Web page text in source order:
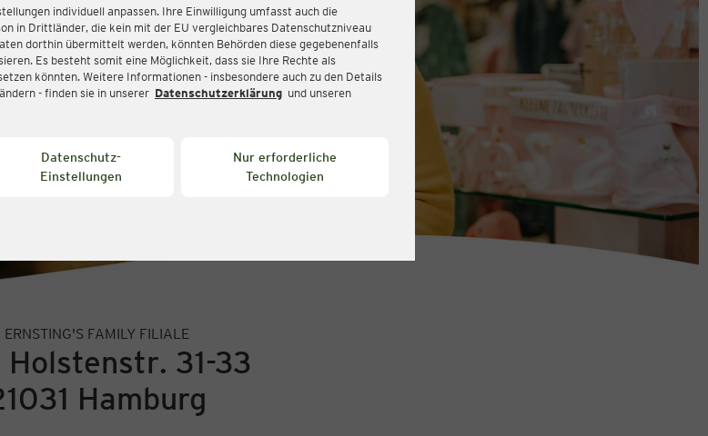
individuell anpassen. Ihre Einwilligung umfasst auch die
in Drittländer, die kein mit der EU vergleichbares Datenschutzniveau
dorthin übermittelt werden, könnten Behörden diese gegebenenfalls
Es besteht somit eine Möglichkeit, dass sie Ihre Rechte als
könnten. Weitere Informationen - insbesondere auch zu den Details
- finden sie in unserer Datenschutzerklärung und unseren
Datenschutz-
Einstellungen
Nur erforderliche
Technologien
ERNSTING'S FAMILY FILIALE
31-33
Hamburg